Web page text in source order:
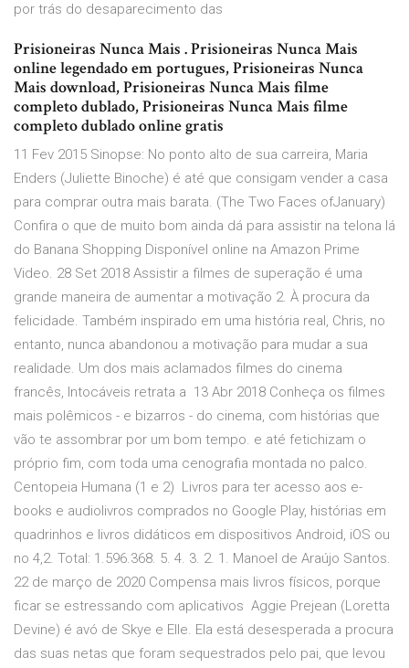
por trás do desaparecimento das
Prisioneiras Nunca Mais . Prisioneiras Nunca Mais
online legendado em portugues, Prisioneiras Nunca
Mais download, Prisioneiras Nunca Mais filme
completo dublado, Prisioneiras Nunca Mais filme
completo dublado online gratis
11 Fev 2015 Sinopse: No ponto alto de sua carreira, Maria
Enders (Juliette Binoche) é até que consigam vender a casa
para comprar outra mais barata. (The Two Faces ofJanuary)
Confira o que de muito bom ainda dá para assistir na telona lá
do Banana Shopping Disponível online na Amazon Prime
Video. 28 Set 2018 Assistir a filmes de superação é uma
grande maneira de aumentar a motivação 2. À procura da
felicidade. Também inspirado em uma história real, Chris, no
entanto, nunca abandonou a motivação para mudar a sua
realidade. Um dos mais aclamados filmes do cinema
francês, Intocáveis retrata a 13 Abr 2018 Conheça os filmes
mais polêmicos - e bizarros - do cinema, com histórias que
vão te assombrar por um bom tempo. e até fetichizam o
próprio fim, com toda uma cenografia montada no palco.
Centopeia Humana (1 e 2) Livros para ter acesso aos e-
books e audiolivros comprados no Google Play, histórias em
quadrinhos e livros didáticos em dispositivos Android, iOS ou
no 4,2. Total: 1.596.368. 5. 4. 3. 2. 1. Manoel de Araújo Santos.
22 de março de 2020 Compensa mais livros físicos, porque
ficar se estressando com aplicativos Aggie Prejean (Loretta
Devine) é avó de Skye e Elle. Ela está desesperada a procura
das suas netas que foram sequestrados pelo pai, que levou